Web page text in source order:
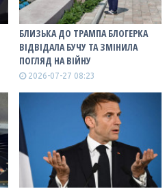
БЛИЗЬКА ДО ТРАМПА БЛОГЕРКА
ВІДВІДАЛА БУЧУ ТА ЗМІНИЛА
ПОГЛЯД НА ВІЙНУ
2026-07-27 08:23